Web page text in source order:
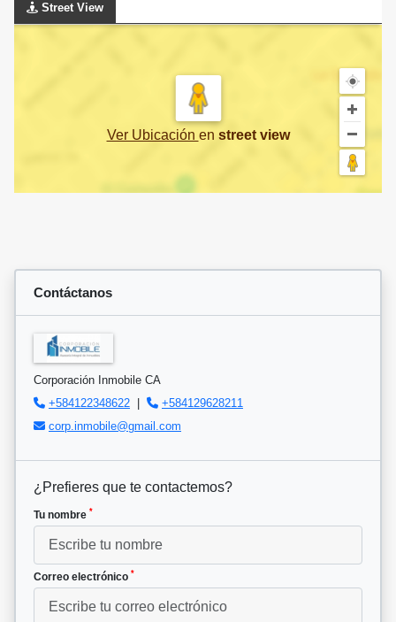
Street View
Ver Ubicación en street view
Contáctanos
Corporación Inmobile CA
+584122348622 |
+584129628211
corp.inmobile@gmail.com
¿Prefieres que te contactemos?
Tu nombre *
Correo electrónico *